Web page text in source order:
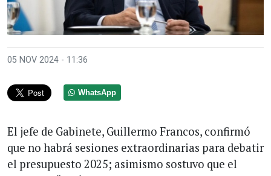
05 NOV 2024 - 11:36
WhatsApp
El jefe de Gabinete, Guillermo Francos, confirmó
que no habrá sesiones extraordinarias para debatir
el presupuesto 2025; asimismo sostuvo que el